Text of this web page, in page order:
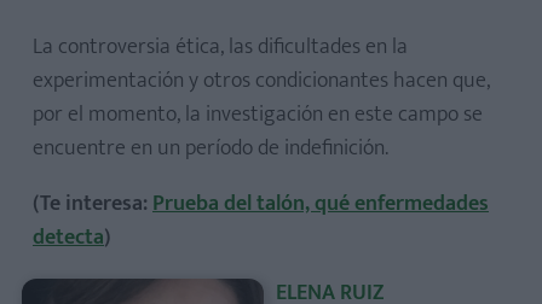
La controversia ética, las dificultades en la
experimentación y otros condicionantes hacen que,
por el momento, la investigación en este campo se
encuentre en un período de indefinición.
(Te interesa:Prueba del talón, qué enfermedades
detecta)
ELENA RUIZ